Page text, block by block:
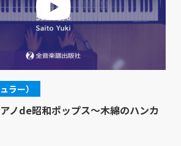
ラー）
アノde昭和ポップス～木綿のハンカ